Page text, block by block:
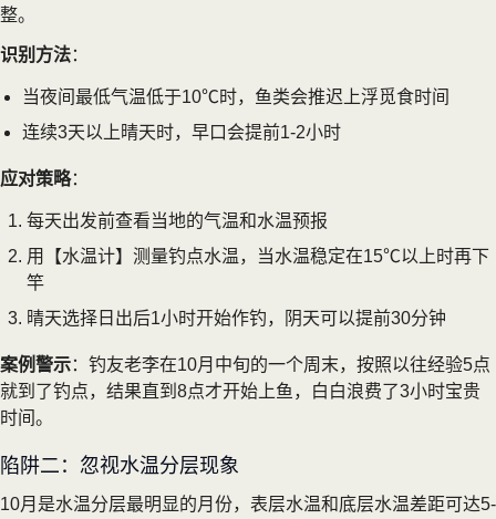
整。
识别方法：
当夜间最低气温低于10℃时，鱼类会推迟上浮觅食时间
连续3天以上晴天时，早口会提前1-2小时
应对策略：
每天出发前查看当地的气温和水温预报
用【水温计】测量钓点水温，当水温稳定在15℃以上时再下
竿
晴天选择日出后1小时开始作钓，阴天可以提前30分钟
案例警示：钓友老李在10月中旬的一个周末，按照以往经验5点
就到了钓点，结果直到8点才开始上鱼，白白浪费了3小时宝贵
时间。
陷阱二：忽视水温分层现象
10月是水温分层最明显的月份，表层水温和底层水温差距可达5-